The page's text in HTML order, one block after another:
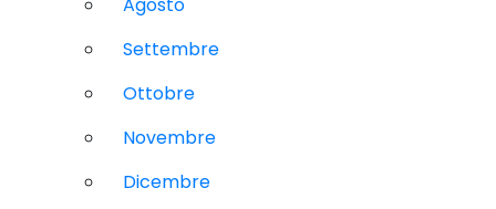
Settembre
Ottobre
Novembre
Dicembre